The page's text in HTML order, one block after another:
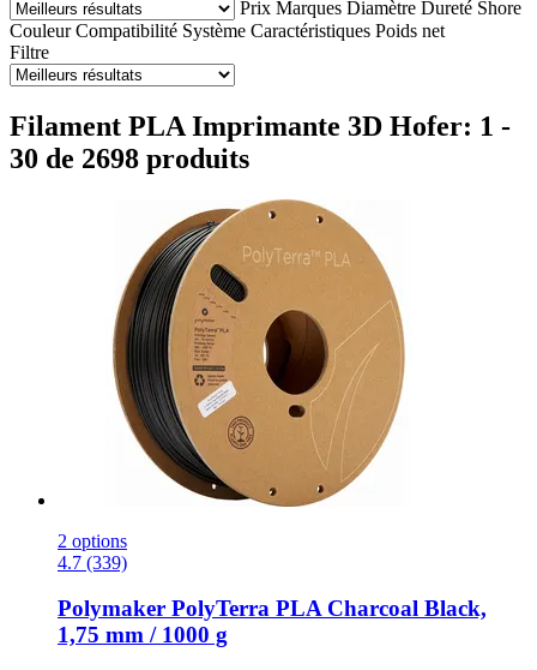
Prix Marques Diamètre Dureté Shore
CouleurCompatibilité Système Caractéristiques Poids net
Filtre
Filament PLA Imprimante 3D Hofer: 1 -
30 de 2698 produits
2 options
4.7 (339)
Polymaker PolyTerra PLA Charcoal Black,
1,75 mm / 1000 g